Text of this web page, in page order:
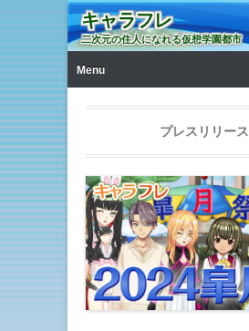
キャラフレ
二次元の住人になれる仮想学園都市
Menu
プレスリリース